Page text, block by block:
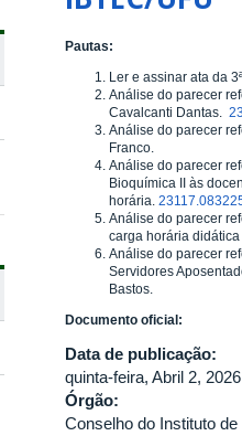
Pautas:
Ler e assinar ata da
Análise do parecer
Cavalcanti Dantas.
Análise do parecer
Franco.
Análise do parecer
Bioquímica II às
horária.
Análise do parecer
carga horária
Análise do parecer
Servidores
Bastos.
Documento oficial:
Data de publicação:
quinta-feira, Abril 2, 2026
Órgão:
Conselho do Instituto